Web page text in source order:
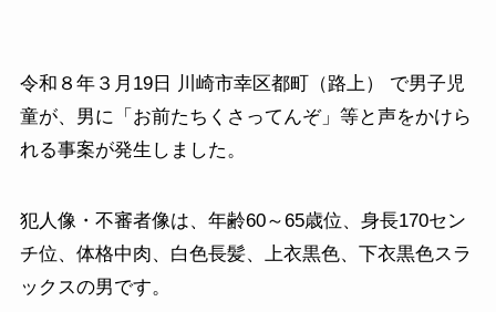
令和８年３月19日 川崎市幸区都町（路上） で男子児
童が、男に「お前たちくさってんぞ」等と声をかけら
れる事案が発生しました。
犯人像・不審者像は、年齢60～65歳位、身長170セン
チ位、体格中肉、白色長髪、上衣黒色、下衣黒色スラ
ックスの男です。